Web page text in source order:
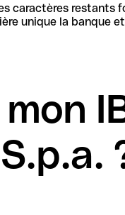
caractères